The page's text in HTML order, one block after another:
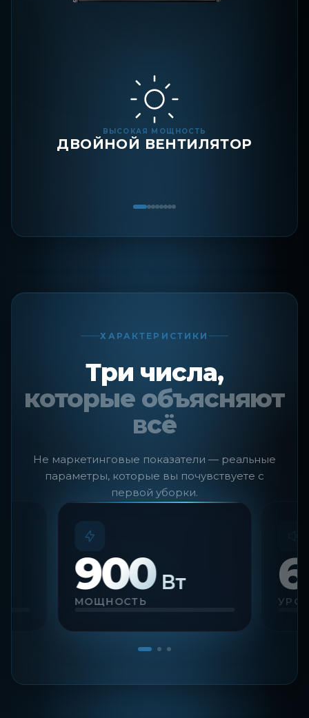
ВЫСОКАЯ МОЩНОСТЬ
ДВОЙНОЙ ВЕНТИЛЯТОР
ХАРАКТЕРИСТИКИ
Три числа,
которые объясняют
всё
Не маркетинговые показатели — реальные
параметры, которые вы почувствуете с
первой уборки.
900Вт
МОЩНОСТЬ